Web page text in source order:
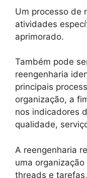
Um processo de
atividades
aprimorado.
Também pode
reengenharia
principais
organização, a
nos indicadores
qualidade,
A reengenharia
uma
threads e